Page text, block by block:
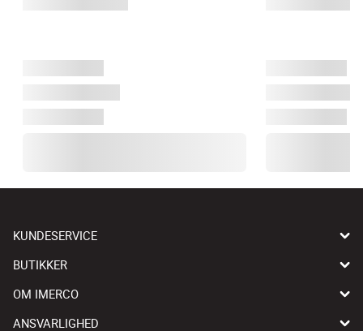
KUNDESERVICE
BUTIKKER
OM IMERCO
ANSVARLIGHED